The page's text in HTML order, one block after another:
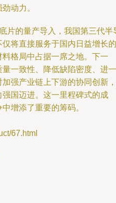
动力。
片的量产导入，我国第三代半
将直接服务于国内日益增长的
格局中占据一席之地。下一
一致性、降低缺陷密度、进一
强产业链上下游的协同创新，
国迈进。这一里程碑式的成
增添了重要的筹码。
67.html